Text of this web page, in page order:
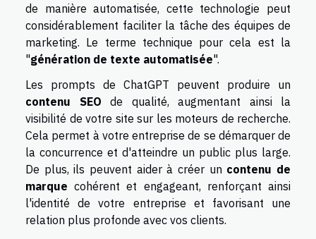
de manière automatisée, cette technologie peut
considérablement faciliter la tâche des équipes de
marketing. Le terme technique pour cela est la
"génération de texte automatisée".
Les prompts de ChatGPT peuvent produire un
contenu SEO de qualité, augmentant ainsi la
visibilité de votre site sur les moteurs de recherche.
Cela permet à votre entreprise de se démarquer de
la concurrence et d'atteindre un public plus large.
De plus, ils peuvent aider à créer un contenu de
marque cohérent et engageant, renforçant ainsi
l'identité de votre entreprise et favorisant une
relation plus profonde avec vos clients.